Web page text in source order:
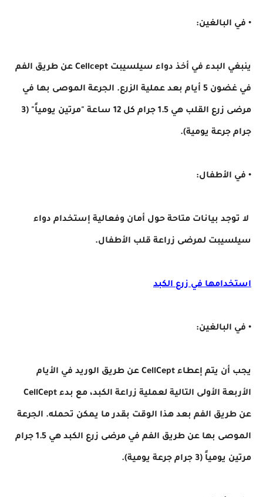
• في البالغين:
ينبغي البدء في أخذ دواء سيلسيبت Cellcept عن طريق الفم
في غضون 5 أيام بعد عملية الزرع. الجرعة الموصى بها في
مرضى زرع القلب هي 1.5 جرام كل 12 ساعة "مرتين يومياً" (3
جرام جرعة يومية).
• في الأطفال:
لا توجد بيانات متاحة حول أمان وفعالية إستخدام دواء
سيلسيبت لمرضى زراعة قلب الأطفال.
استخدامها في زرع الكبد
• في البالغين:
يجب أن يتم إعطاء CellCept عن طريق الوريد في الأيام
الأربعة الأولى التالية لعملية زراعة الكبد، مع بدء CellCept
عن طريق الفم بعد هذا الوقت بقدر ما يمكن تحمله. الجرعة
الموصى بها عن طريق الفم في مرضى زرع الكبد هي 1.5 جرام
مرتين يومياً (3 جرام جرعة يومية).